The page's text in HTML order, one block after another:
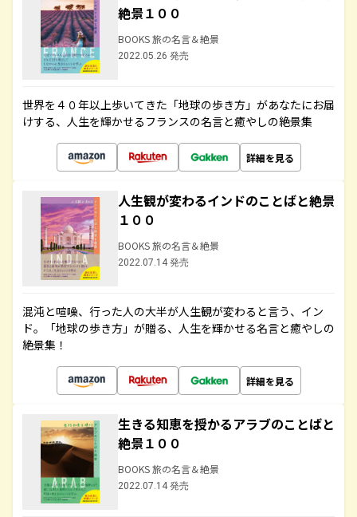
絶景１００
BOOKS 旅の名言＆絶景
2022.05.26 発売
世界を４０年以上歩いてきた「地球の歩き方」があなたにお届
けする、人生を輝かせるフランスの名言と癒やしの絶景集
詳細を見る
人生観が変わるインドのことばと絶景
１００
BOOKS 旅の名言＆絶景
2022.07.14 発売
混沌と喧噪、行った人の大半が人生観が変わると言う、イン
ド。「地球の歩き方」が贈る、人生を輝かせる名言と癒やしの
絶景集！
詳細を見る
生きる知恵を授かるアラブのことばと
絶景１００
BOOKS 旅の名言＆絶景
2022.07.14 発売